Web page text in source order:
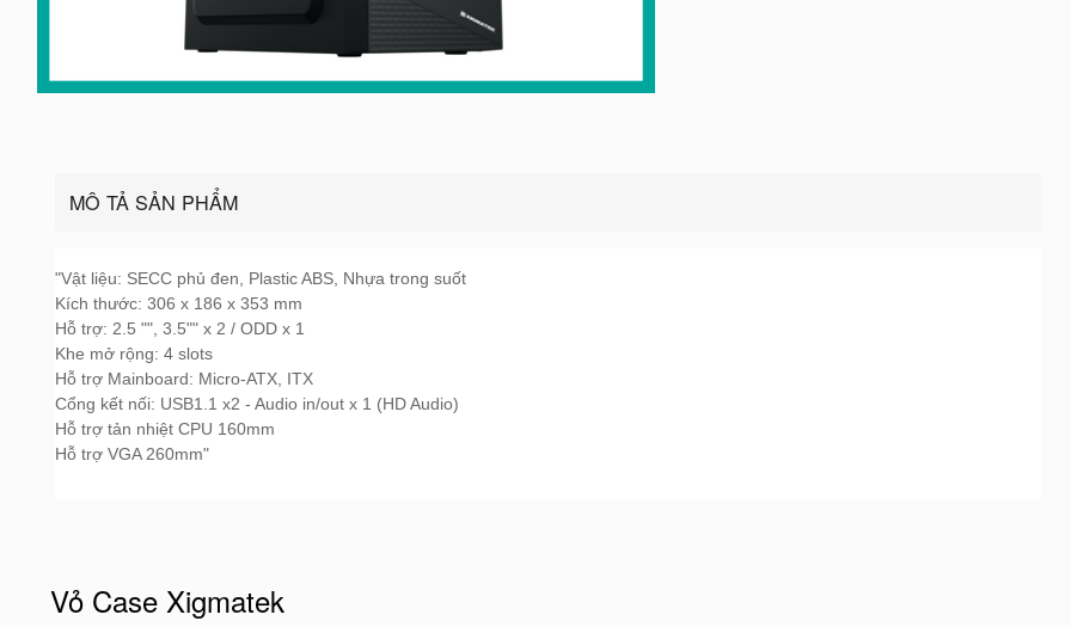
MÔ TẢ SẢN PHẨM
"Vật liệu: SECC phủ đen, Plastic ABS, Nhựa trong suốt
Kích thước: 306 x 186 x 353 mm
Hỗ trợ: 2.5 "", 3.5"" x 2 / ODD x 1
Khe mở rộng: 4 slots
Hỗ trợ Mainboard: Micro-ATX, ITX
Cổng kết nối: USB1.1 x2 - Audio in/out x 1 (HD Audio)
Hỗ trợ tản nhiệt CPU 160mm
Hỗ trợ VGA 260mm"
Vỏ Case Xigmatek